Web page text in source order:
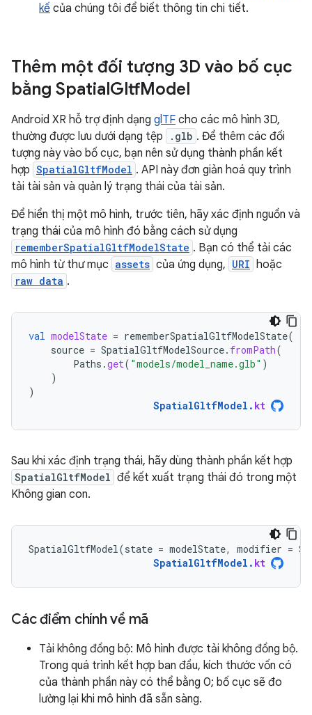
kế của chúng tôi để biết thông tin chi tiết.
Thêm một đối tượng 3D vào bố cục
bằng SpatialGltfModel
Android XR hỗ trợ định dạng glTF cho các mô hình 3D,
thường được lưu dưới dạng tệp
.glb . Để thêm các đối
tượng này vào bố cục, bạn nên sử dụng thành phần kết
hợp SpatialGltfModel . API này đơn giản hoá quy trình
tải tài sản và quản lý trạng thái của tài sản.
Để hiển thị một mô hình, trước tiên, hãy xác định nguồn và
trạng thái của mô hình đó bằng cách sử dụng
rememberSpatialGltfModelState . Bạn có thể tải các
mô hình từ thư mục assets của ứng dụng, URI hoặc
raw data .
val modelState = rememberSpatialGltfModelState(
source = SpatialGltfModelSource. fromPath(
Paths .get( "models/model_name.glb" )
)
)
SpatialGltfModel . kt
Sau khi xác định trạng thái, hãy dùng thành phần kết hợp
SpatialGltfModel để kết xuất trạng thái đó trong một
Không gian con.
SpatialGltfModel (state = modelState, modifier =
SpatialGltfModel . kt
Các điểm chính về mã
Tải không đồng bộ: Mô hình được tải không đồng bộ.
Trong quá trình kết hợp ban đầu, kích thước vốn có
của thành phần này có thể bằng 0; bố cục sẽ đo
lường lại khi mô hình đã sẵn sàng.